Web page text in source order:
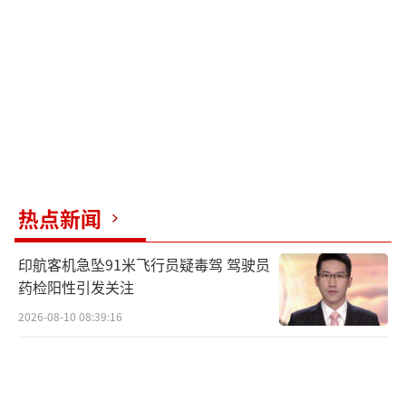
热点新闻
印航客机急坠91米飞行员疑毒驾 驾驶员
药检阳性引发关注
2026-08-10 08:39:16